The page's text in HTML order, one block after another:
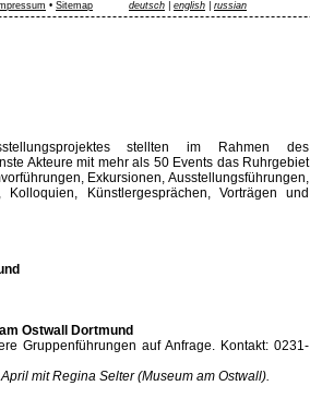
stellten im Rahmen des
Akteure mit mehr als 50 Events das Ruhrgebiet
Exkursionen, Ausstellungsführungen,
Kolloquien, Künstlergesprächen, Vorträgen und
Ostwall Dortmund
Gruppenführungen auf Anfrage. Kontakt: 0231-
mit Regina Selter (Museum am Ostwall).
• Sitemap deutsch english russian